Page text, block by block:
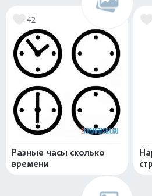
42
Разные часы сколько
времени